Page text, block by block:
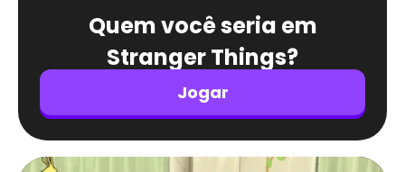
Quem você seria em
Stranger Things?
Jogar